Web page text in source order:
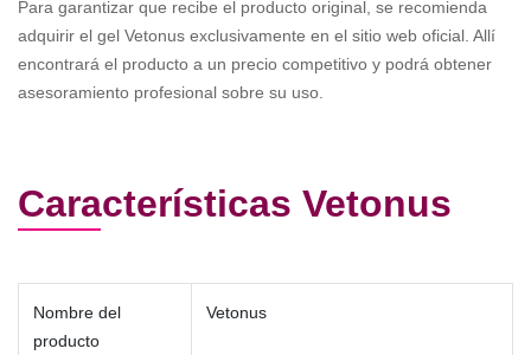
Para garantizar que recibe el producto original, se recomienda
adquirir el gel Vetonus exclusivamente en el sitio web oficial. Allí
encontrará el producto a un precio competitivo y podrá obtener
asesoramiento profesional sobre su uso.
Características Vetonus
Nombre del
producto
Vetonus